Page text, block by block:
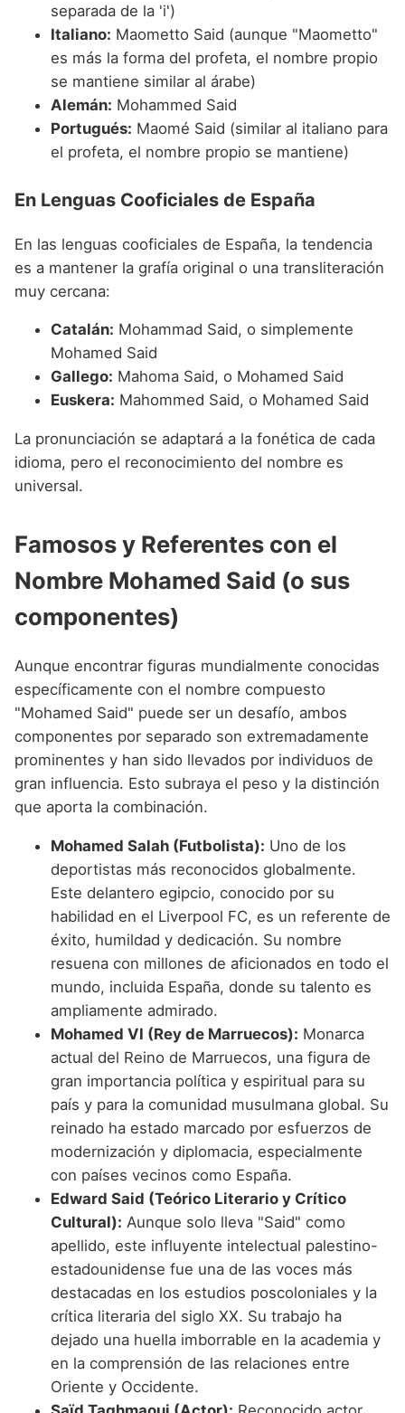
separada de la 'i')
Italiano: Maometto Said (aunque "Maometto"
es más la forma del profeta, el nombre propio
se mantiene similar al árabe)
Alemán: Mohammed Said
Portugués: Maomé Said (similar al italiano para
el profeta, el nombre propio se mantiene)
En Lenguas Cooficiales de España
En las lenguas cooficiales de España, la tendencia
es a mantener la grafía original o una transliteración
muy cercana:
Catalán: Mohammad Said, o simplemente
Mohamed Said
Gallego: Mahoma Said, o Mohamed Said
Euskera: Mahommed Said, o Mohamed Said
La pronunciación se adaptará a la fonética de cada
idioma, pero el reconocimiento del nombre es
universal.
Famosos y Referentes con el
Nombre Mohamed Said (o sus
componentes)
Aunque encontrar figuras mundialmente conocidas
específicamente con el nombre compuesto
"Mohamed Said" puede ser un desafío, ambos
componentes por separado son extremadamente
prominentes y han sido llevados por individuos de
gran influencia. Esto subraya el peso y la distinción
que aporta la combinación.
Mohamed Salah (Futbolista): Uno de los
deportistas más reconocidos globalmente.
Este delantero egipcio, conocido por su
habilidad en el Liverpool FC, es un referente de
éxito, humildad y dedicación. Su nombre
resuena con millones de aficionados en todo el
mundo, incluida España, donde su talento es
ampliamente admirado.
Mohamed VI (Rey de Marruecos): Monarca
actual del Reino de Marruecos, una figura de
gran importancia política y espiritual para su
país y para la comunidad musulmana global. Su
reinado ha estado marcado por esfuerzos de
modernización y diplomacia, especialmente
con países vecinos como España.
Edward Said (Teórico Literario y Crítico
Cultural): Aunque solo lleva "Said" como
apellido, este influyente intelectual palestino-
estadounidense fue una de las voces más
destacadas en los estudios poscoloniales y la
crítica literaria del siglo XX. Su trabajo ha
dejado una huella imborrable en la academia y
en la comprensión de las relaciones entre
Oriente y Occidente.